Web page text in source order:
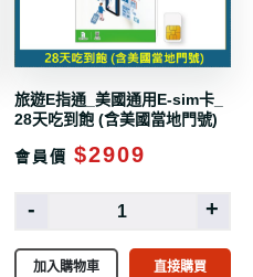
旅遊E指通_美國通用E-sim卡_
28天吃到飽 (含美國當地門號)
會員價 $2909
- +
加入購物車 直接購買